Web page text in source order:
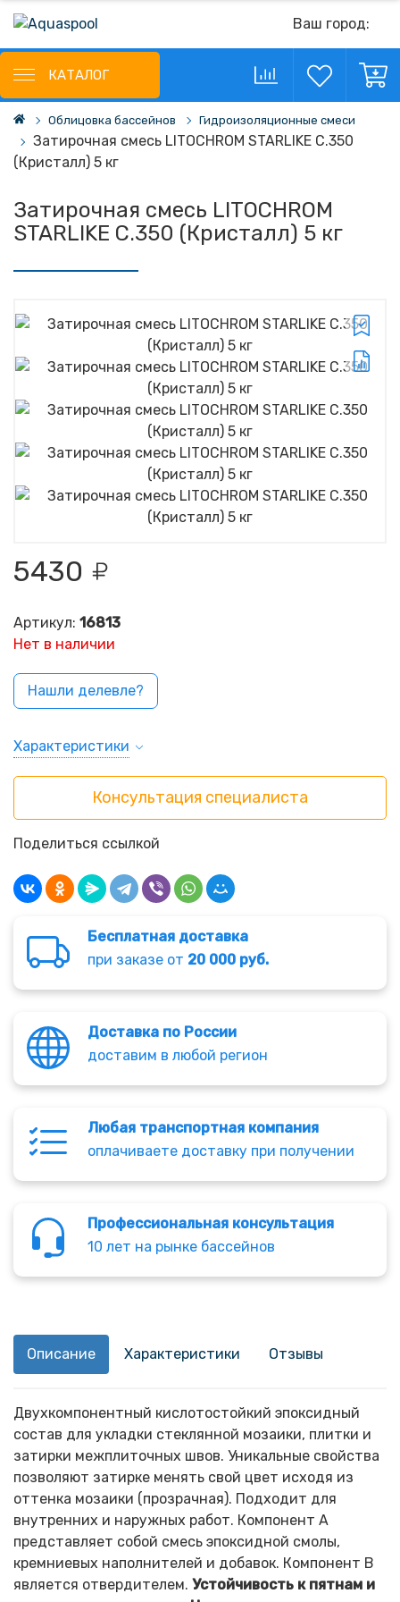
Ваш город:
КАТАЛОГ
Облицовка бассейнов Гидроизоляционные смеси
Затирочная смесь LITOCHROM STARLIKE С.350
(Кристалл) 5 кг
Затирочная смесь LITOCHROM
STARLIKE С.350 (Кристалл) 5 кг
5430
Артикул: 16813
Нет в наличии
Нашли делевле?
Характеристики
Консультация специалиста
Поделиться ссылкой
Бесплатная доставка
при заказе от 20 000 руб.
Доставка по России
доставим в любой регион
Любая транспортная компания
оплачиваете доставку при получении
Профессиональная консультация
10 лет на рынке бассейнов
Описание Характеристики Отзывы
Двухкомпонентный кислотостойкий эпоксидный
состав для укладки стеклянной мозаики, плитки и
затирки межплиточных швов. Уникальные свойства
позволяют затирке менять свой цвет исходя из
оттенка мозаики (прозрачная). Подходит для
внутренних и наружных работ. Компонент А
представляет собой смесь эпоксидной смолы,
кремниевых наполнителей и добавок. Компонент B
является отвердителем. Устойчивость к пятнам и